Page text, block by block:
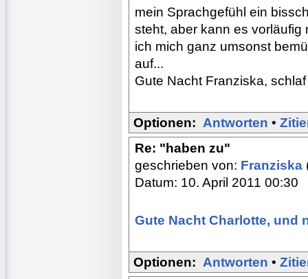
mein Sprachgefühl ein
steht, aber kann es
ich mich ganz umsonst
auf...
Gute Nacht Franziska,
Optionen: Antworten •
Re: "haben zu"
geschrieben von: Franziska
Datum: 10. April 2011 00:30
Gute Nacht Charlotte, und
Optionen: Antworten •